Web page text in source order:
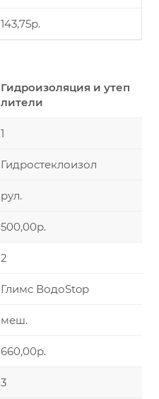
143,75р.
Гидроизоляция и утеп
лители
1
Гидростеклоизол
рул.
500,00р.
2
Глимс ВодоStop
меш.
660,00р.
3